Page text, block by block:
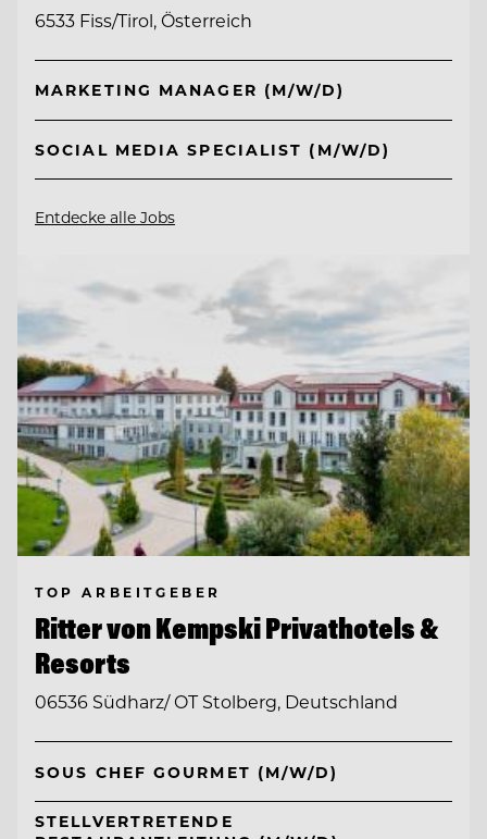
6533 Fiss/Tirol, Österreich
MARKETING MANAGER (M/W/D)
SOCIAL MEDIA SPECIALIST (M/W/D)
Entdecke alle Jobs
TOP ARBEITGEBER
Ritter von Kempski Privathotels &
Resorts
06536 Südharz/ OT Stolberg, Deutschland
SOUS CHEF GOURMET (M/W/D)
STELLVERTRETENDE